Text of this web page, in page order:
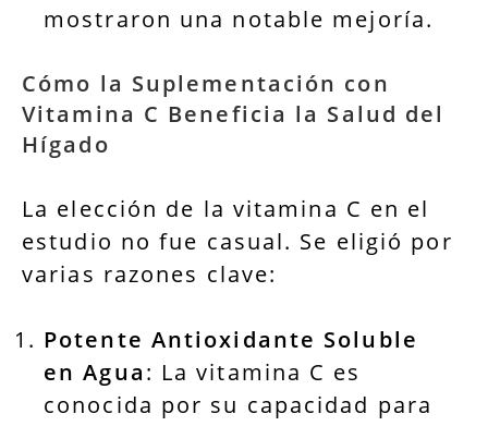
mostraron una notable mejoría.
Cómo la Suplementación con
Vitamina C Beneficia la Salud del
Hígado
La elección de la vitamina C en el
estudio no fue casual. Se eligió por
varias razones clave:
Potente Antioxidante Soluble
en Agua: La vitamina C es
conocida por su capacidad para